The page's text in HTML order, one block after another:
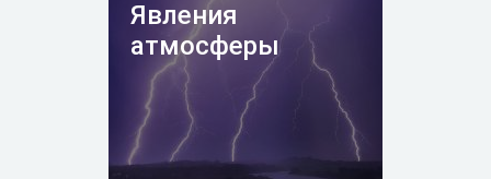
Явления
атмосферы